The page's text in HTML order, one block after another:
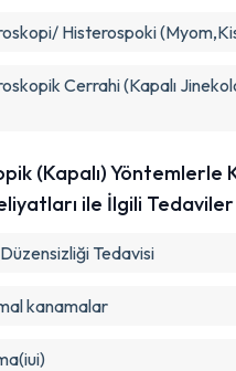
Histerospoki
Cerrahi (Kapalı
(Kapalı) Yöntemlerle
ile İlgili Tedaviler
Tedavisi
kanamalar